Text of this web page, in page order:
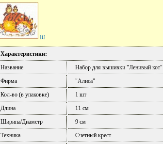
[1]
Характеристики:
Название
Набор для вышивки "Ленивый кот"
Фирма
"Алиса"
Кол-во (в упаковке)
1 шт
Длина
11 см
Ширина/Диаметр
9 см
Техника
Счетный крест